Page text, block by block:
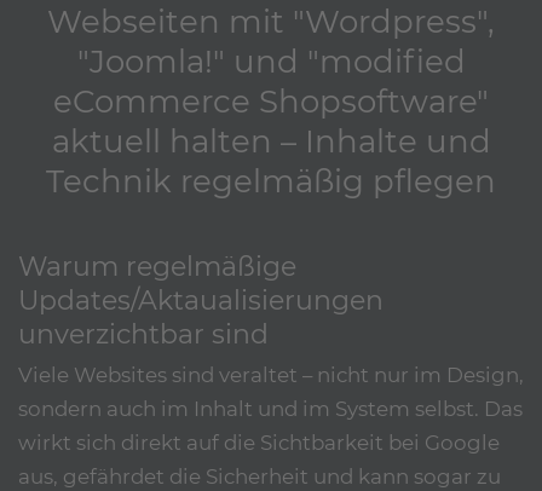
Webseiten mit "Wordpress",
"Joomla!" und "modified
eCommerce Shopsoftware"
aktuell halten – Inhalte und
Technik regelmäßig pflegen
Warum regelmäßige
Updates/Aktaualisierungen
unverzichtbar sind
Viele Websites sind veraltet – nicht nur im Design,
sondern auch im Inhalt und im System selbst. Das
wirkt sich direkt auf die Sichtbarkeit bei Google
aus, gefährdet die Sicherheit und kann sogar zu